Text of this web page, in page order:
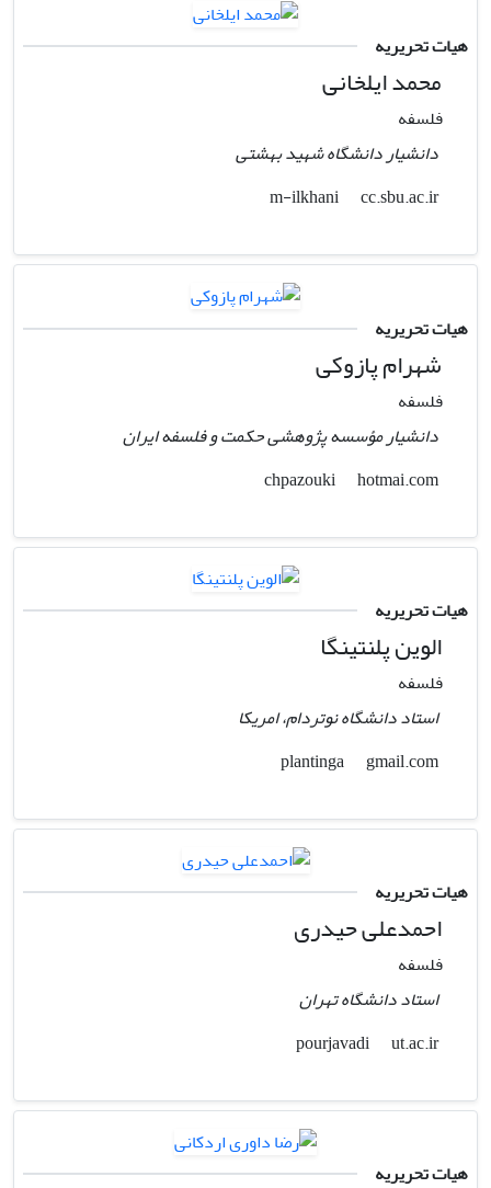
هیات تحریریه
محمد ایلخانی
فلسفه
دانشیار دانشگاه شهید بهشتی
m-ilkhani
cc.sbu.ac.ir
هیات تحریریه
شهرام پازوکی
فلسفه
دانشیار مؤسسه پژوهشی حکمت و فلسفه ایران
hotmai.com
هیات تحریریه
الوین پلنتینگا
فلسفه
استاد دانشگاه نوتردام، امریکا
gmail.com
هیات تحریریه
احمدعلی حیدری
فلسفه
استاد دانشگاه تهران
pourjavadi
ut.ac.ir
هیات تحریریه